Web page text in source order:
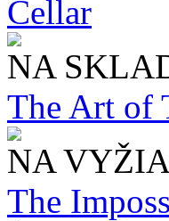
Cellar
NA
The Art of
NA
The